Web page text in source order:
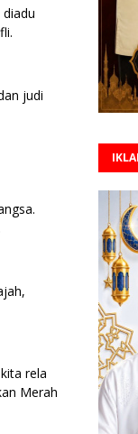
judi
rela
Merah